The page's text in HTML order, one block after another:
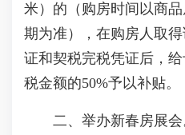
米）的（购房时间以商
期为准），在购房人取
证和契税完税凭证后，
税金额的50%予以
二、举办新春房展会